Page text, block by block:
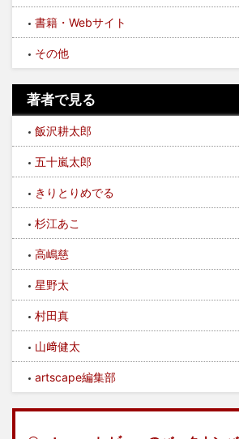
書籍・Webサイト
その他
著者で見る
飯沢耕太郎
五十嵐太郎
きりとりめでる
杉江あこ
高嶋慈
星野太
村田真
山﨑健太
artscape編集部